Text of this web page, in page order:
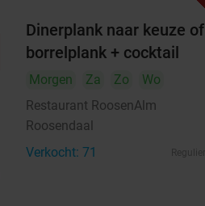
Dinerplank naar keuze of
borrelplank + cocktail
Morgen Za Zo
Wo
Restaurant RoosenAlm
Roosendaal
Verkocht: 71